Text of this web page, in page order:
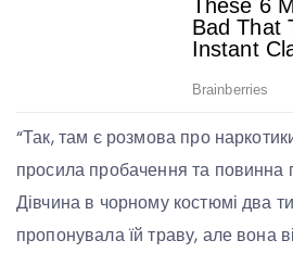
“Так, там є розмова про
просила пробачення та повинна
Дівчина в чорному костюмі два
пропонувала їй траву, але вона